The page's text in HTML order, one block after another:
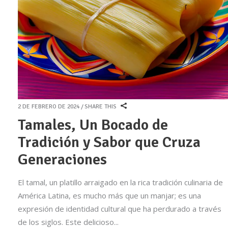
2 DE FEBRERO DE 2024 SHARE THIS
Tamales, Un Bocado de
Tradición y Sabor que Cruza
Generaciones
El tamal, un platillo arraigado en la rica tradición culinaria de
América Latina, es mucho más que un manjar; es una
expresión de identidad cultural que ha perdurado a través
de los siglos. Este delicioso